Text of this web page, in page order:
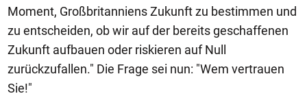
Moment, Großbritanniens Zukunft zu bestimmen und
zu entscheiden, ob wir auf der bereits geschaffenen
Zukunft aufbauen oder riskieren auf Null
zurückzufallen." Die Frage sei nun: "Wem vertrauen
Sie!"